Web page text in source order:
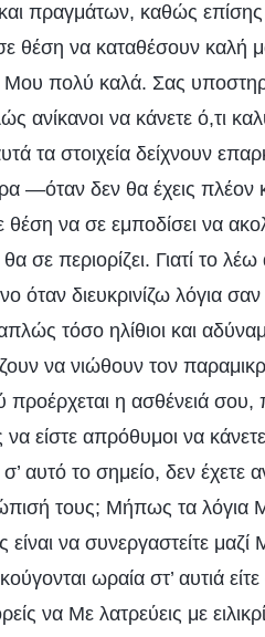
πραγμάτων, καθώς επίσης
θέση να καταθέσουν καλή
Μου πολύ καλά. Σας
ανίκανοι να κάνετε ό,τι
τα στοιχεία δείχνουν
—όταν δεν θα έχεις πλέον
να σε εμποδίσει να
σε περιορίζει. Γιατί το
διευκρινίζω λόγια σαν
τόσο ηλίθιοι και
να νιώθουν τον
η ασθένειά σου,
να είστε απρόθυμοι να
αυτό το σημείο, δεν
τους; Μήπως τα λόγια
να συνεργαστείτε μαζί
ωραία στ’ αυτιά
να Με λατρεύεις με